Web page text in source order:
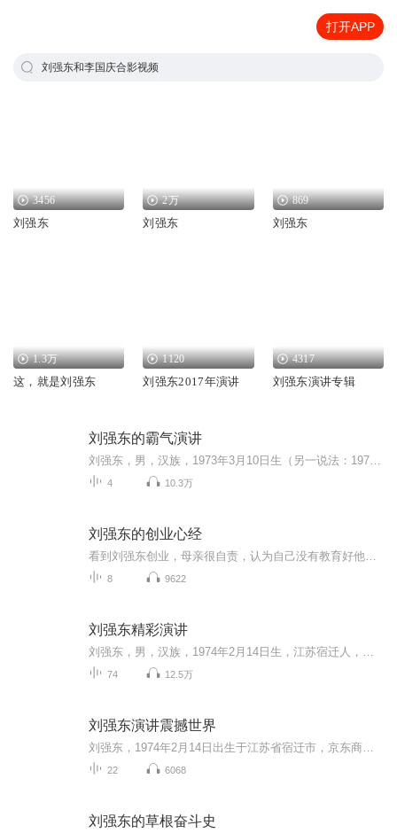
打开APP
刘强东和李国庆合影视频
3456
刘强东
2万
刘强东
869
刘强东
1.3万
这，就是刘强东
1120
刘强东2017年演讲
4317
刘强东演讲专辑
刘强东的霸气演讲
4 10.3万
刘强东的创业心经
8 9622
刘强东精彩演讲
74 12.5万
刘强东演讲震撼世界
22 6068
刘强东的草根奋斗史